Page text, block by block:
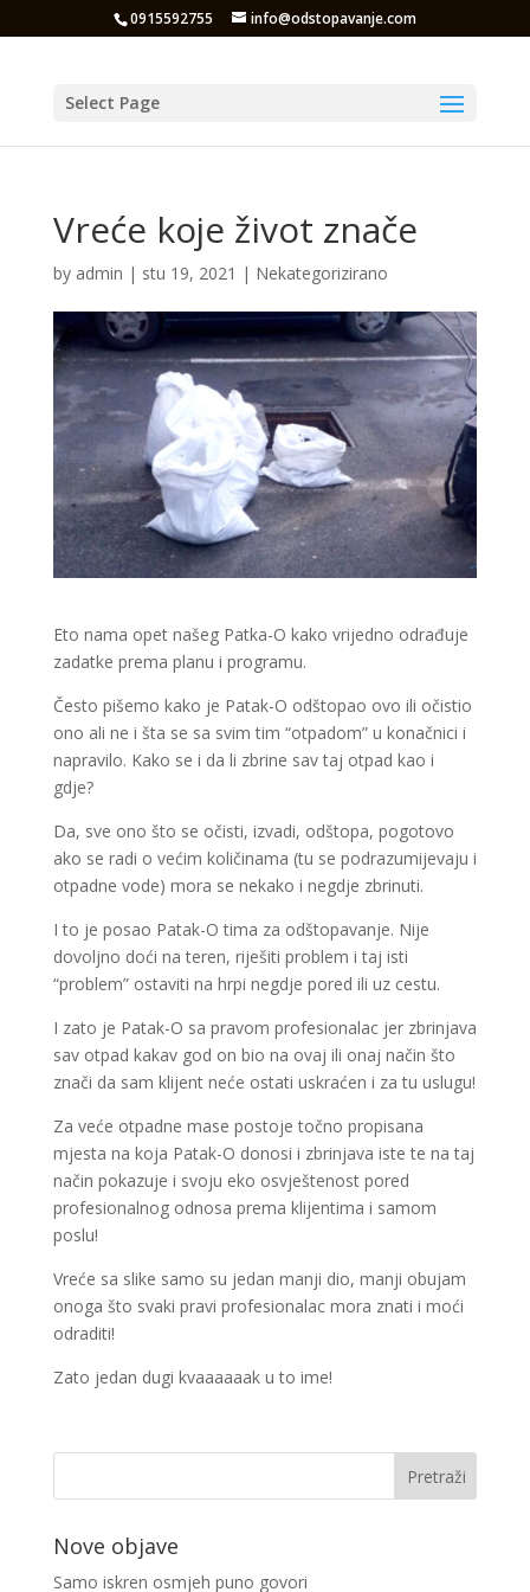
0915592755 info@odstopavanje.com
Select Page
Vreće koje život znače
by admin | stu 19, 2021 | Nekategorizirano
Eto nama opet našeg Patka-O kako vrijedno odrađuje
zadatke prema planu i programu.
Često pišemo kako je Patak-O odštopao ovo ili očistio
ono ali ne i šta se sa svim tim “otpadom” u konačnici i
napravilo. Kako se i da li zbrine sav taj otpad kao i
gdje?
Da, sve ono što se očisti, izvadi, odštopa, pogotovo
ako se radi o većim količinama (tu se podrazumijevaju i
otpadne vode) mora se nekako i negdje zbrinuti.
I to je posao Patak-O tima za odštopavanje. Nije
dovoljno doći na teren, riješiti problem i taj isti
“problem” ostaviti na hrpi negdje pored ili uz cestu.
I zato je Patak-O sa pravom profesionalac jer zbrinjava
sav otpad kakav god on bio na ovaj ili onaj način što
znači da sam klijent neće ostati uskraćen i za tu uslugu!
Za veće otpadne mase postoje točno propisana
mjesta na koja Patak-O donosi i zbrinjava iste te na taj
način pokazuje i svoju eko osvještenost pored
profesionalnog odnosa prema klijentima i samom
poslu!
Vreće sa slike samo su jedan manji dio, manji obujam
onoga što svaki pravi profesionalac mora znati i moći
odraditi!
Zato jedan dugi kvaaaaaak u to ime!
Nove objave
Samo iskren osmjeh puno govori